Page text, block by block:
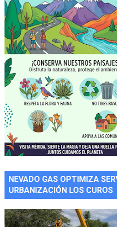
NEVADO GAS OPTIMIZA
URBANIZACIÓN LOS CUROS